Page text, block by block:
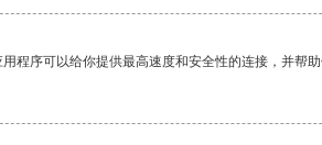
程序可以给你提供最高速度和安全性的连接，并帮助